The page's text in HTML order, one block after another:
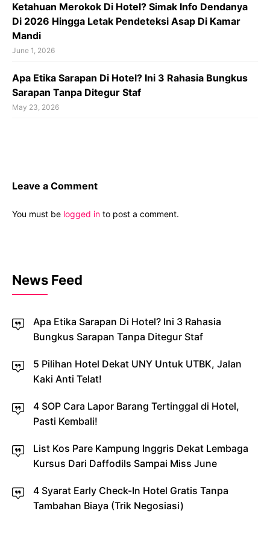
Ketahuan Merokok Di Hotel? Simak Info Dendanya
Di 2026 Hingga Letak Pendeteksi Asap Di Kamar
Mandi
June 1, 2026
Apa Etika Sarapan Di Hotel? Ini 3 Rahasia Bungkus
Sarapan Tanpa Ditegur Staf
May 23, 2026
Leave a Comment
You must be logged in to post a comment.
News Feed
Apa Etika Sarapan Di Hotel? Ini 3 Rahasia
Bungkus Sarapan Tanpa Ditegur Staf
5 Pilihan Hotel Dekat UNY Untuk UTBK, Jalan
Kaki Anti Telat!
4 SOP Cara Lapor Barang Tertinggal di Hotel,
Pasti Kembali!
List Kos Pare Kampung Inggris Dekat Lembaga
Kursus Dari Daffodils Sampai Miss June
4 Syarat Early Check-In Hotel Gratis Tanpa
Tambahan Biaya (Trik Negosiasi)